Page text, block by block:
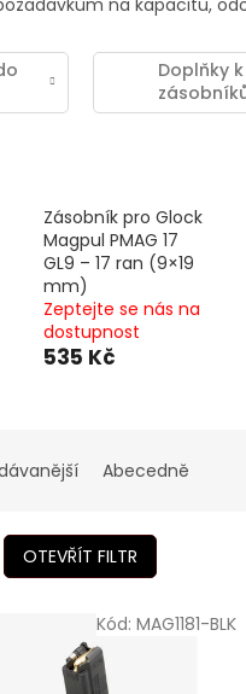
Doplňky k
Zásobník pro Glock
Magpul PMAG 17
GL9 – 17 ran (9×19
mm)
Zeptejte se nás na
dostupnost
535 Kč
Abecedně
OTEVŘÍT FILTR
Kód: MAG1181-BLK